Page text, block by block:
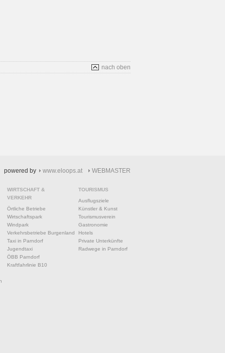
nach oben
powered by www.eloops.at WEBMASTER
WIRTSCHAFT &
VERKEHR
Örtliche Betriebe
Wirtschaftspark
Windpark
Verkehrsbetriebe Burgenland
Taxi in Parndorf
Jugendtaxi
ÖBB Parndorf
Kraftfahrlinie B10
TOURISMUS
Ausflugsziele
Künstler & Kunst
Tourismusverein
Gastronomie
Hotels
Private Unterkünfte
Radwege in Parndorf